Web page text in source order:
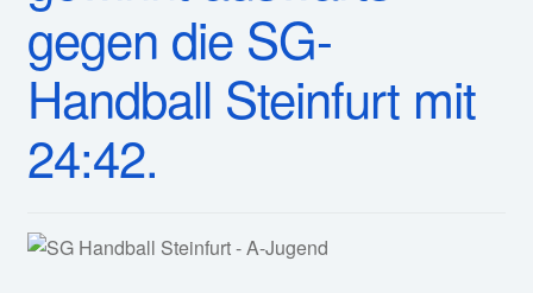
gegen die SG-
Handball Steinfurt mit
24:42.